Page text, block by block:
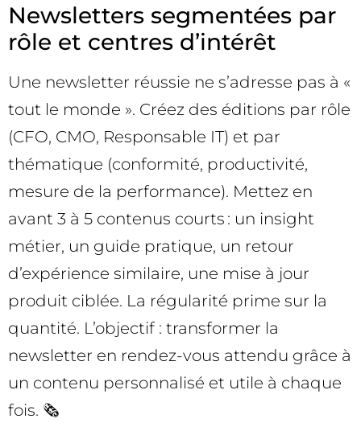
Newsletters segmentées par
rôle et centres d’intérêt
Une newsletter réussie ne s’adresse pas à «
tout le monde ». Créez des éditions par rôle
(CFO, CMO, Responsable IT) et par
thématique (conformité, productivité,
mesure de la performance). Mettez en
avant 3 à 5 contenus courts : un insight
métier, un guide pratique, un retour
d’expérience similaire, une mise à jour
produit ciblée. La régularité prime sur la
quantité. L’objectif : transformer la
newsletter en rendez-vous attendu grâce à
un contenu personnalisé et utile à chaque
fois. 🗞️